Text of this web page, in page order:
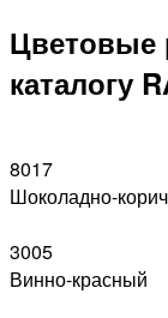
Цветовые
каталогу
8017
Шоколадно-
3005
Винно-красный